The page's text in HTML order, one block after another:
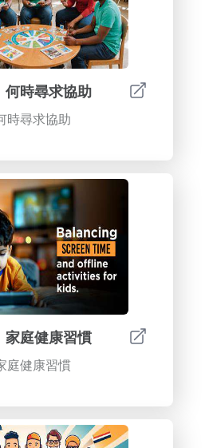
何時尋求協助
時尋求協助
家庭健康習慣
庭健康習慣